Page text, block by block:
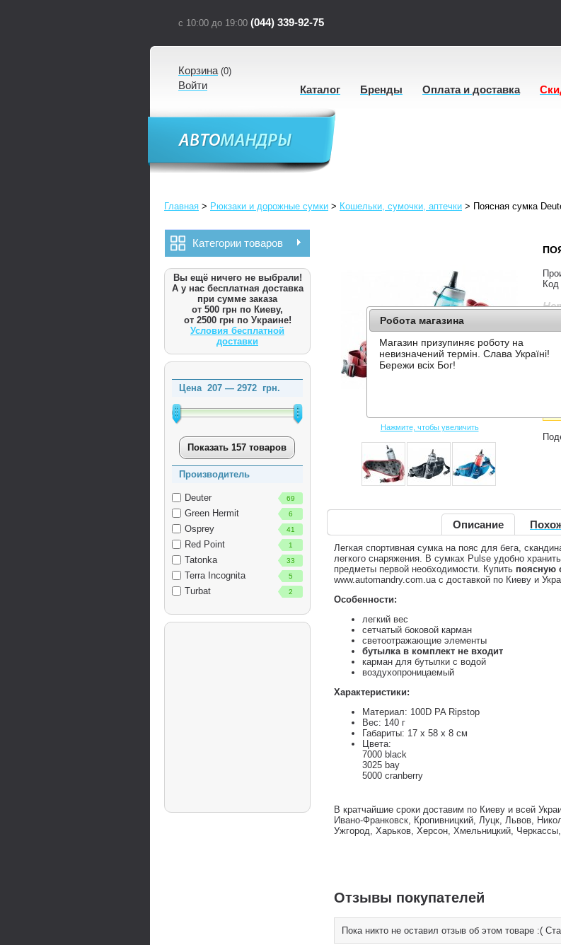
с 10:00 до 19:00 (044) 339-92-75
Корзина(0)
Войти Каталог Бренды Оплата и доставка
Главная > Рюкзаки и дорожные сумки > Кошельки, сумочки, аптечки > Поясная сумка
Категории товаров
Вы ещё ничего не выбрали!
А у нас бесплатная доставка
при сумме заказа
от 500 грн по Киеву,
от 2500 грн по Украине!
Условия бесплатной
доставки
Цена 207 — 2972 грн.
Показать 157 товаров
Производитель
Deuter 69
Green Hermit 6
Osprey 41
Red Point 1
Tatonka 33
Terra Incognita 5
Turbat 2
Нажмите, чтобы увеличить
Код
Описание
Легкая спортивная сумка на пояс для бега,
легкого снаряжения. В сумках Pulse удобно
предметы первой необходимости. Купить поясную
www.automandry.com.ua с доставкой по Киеву и
Особенности:
легкий вес
сетчатый боковой карман
светоотражающие элементы
бутылка в комплект не входит
карман для бутылки с водой
воздухопроницаемый
Характеристики:
Материал: 100D PA Ripstop
Вес: 140 г
Габариты: 17 x 58 x 8 см
Цвета:
7000 black
3025 bay
5000 cranberry
В кратчайшие сроки доставим по Киеву и всей
Ивано-Франковск, Кропивницкий, Луцк, Львов,
Ужгород, Харьков, Херсон, Хмельницкий,
Отзывы покупателей
Пока никто не оставил отзыв об этом товаре :(
Робота магазина
Магазин призупиняє роботу на
невизначений термін. Слава Україні!
Бережи всіх Бог!